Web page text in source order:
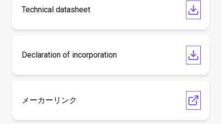
Technical datasheet
Declaration of incorporation
メーカーリンク